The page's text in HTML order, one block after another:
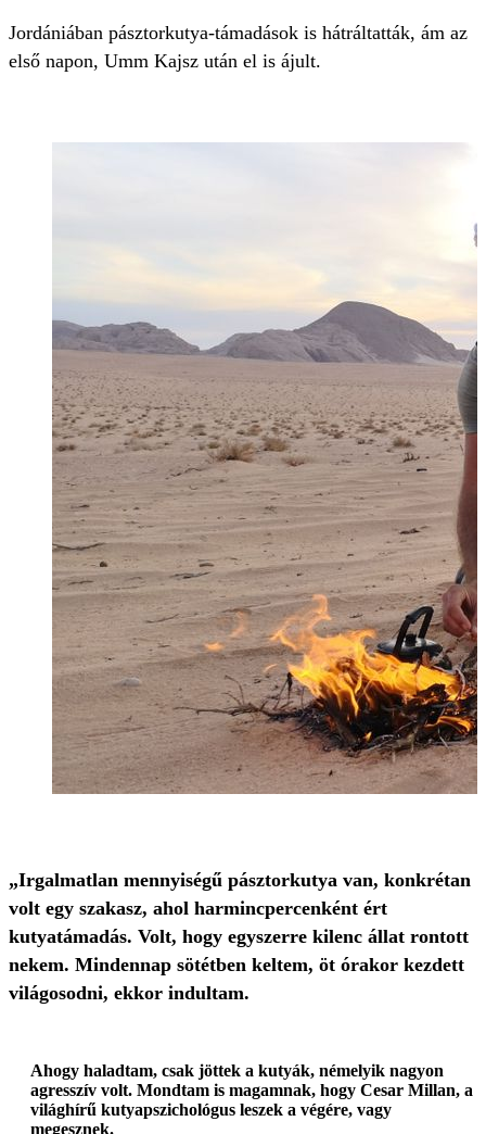
Jordániában pásztorkutya-támadások is hátráltatták, ám az
első napon, Umm Kajsz után el is ájult.
„Irgalmatlan mennyiségű pásztorkutya van, konkrétan
volt egy szakasz, ahol harmincpercenként ért
kutyatámadás. Volt, hogy egyszerre kilenc állat rontott
nekem. Mindennap sötétben keltem, öt órakor kezdett
világosodni, ekkor indultam.
Ahogy haladtam, csak jöttek a kutyák, némelyik nagyon
agresszív volt. Mondtam is magamnak, hogy Cesar Millan, a
világhírű kutyapszichológus leszek a végére, vagy
megesznek.